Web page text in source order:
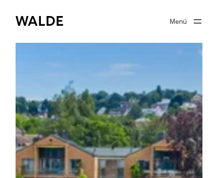
Menü
Immobilienwelt
Gut beraten
Suchprofil
0 Merkliste